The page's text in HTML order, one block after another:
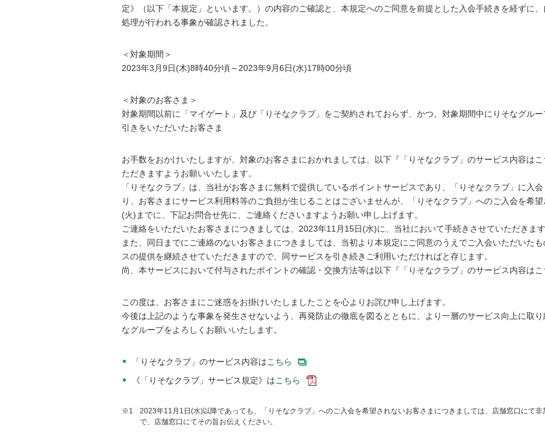
定》（以下「本規定」といいます。）の内容のご確認と、本規定へのご同意を前提とした入会手続きを経ずに
処理が行われる事象が確認されました。
＜対象期間＞
2023年3月9日(木)8時40分頃～2023年9月6日(水)17時00分頃
＜対象のお客さま＞
対象期間以前に「マイゲート」及び「りそなクラブ」をご契約されておらず、かつ、対象期間中にりそなグル
引きをいただいたお客さま
お手数をおかけいたしますが、対象のお客さまにおかれましては、以下『「りそなクラブ」のサービス内容は
ただきますようお願いいたします。
「りそなクラブ」は、当社がお客さまに無料で提供しているポイントサービスであり、「りそなクラブ」に入
り、お客さまにサービス利用料等のご負担が生じることはございませんが、「りそなクラブ」へのご入会を希
(火)までに、下記お問合せ先に、ご連絡くださいますようお願い申し上げます。
ご連絡をいただいたお客さまにつきましては、2023年11月15日(水)に、当社において手続きさせていただきます
また、同日までにご連絡のないお客さまにつきましては、当初より本規定にご同意のうえでご入会いただいた
スの提供を継続させていただきますので、同サービスを引き続きご利用いただければと存じます。
尚、本サービスにおいて付与されたポイントの確認・交換方法等は以下『「りそなクラブ」のサービス内容はこ
この度は、お客さまにご迷惑をお掛けいたしましたことを心よりお詫び申し上げます。
今後は上記のような事象を発生させないよう、再発防止の徹底を図るとともに、より一層のサービス向上に取
なグループをよろしくお願いいたします。
「りそなクラブ」のサービス内容はこちら
《「りそなクラブ」サービス規定》はこちら
※1
2023年11月1日(水)以降であっても、「りそなクラブ」へのご入会を希望されないお客さまにつきましては、店舗窓口にて
で、店舗窓口にてその旨お伝えください。